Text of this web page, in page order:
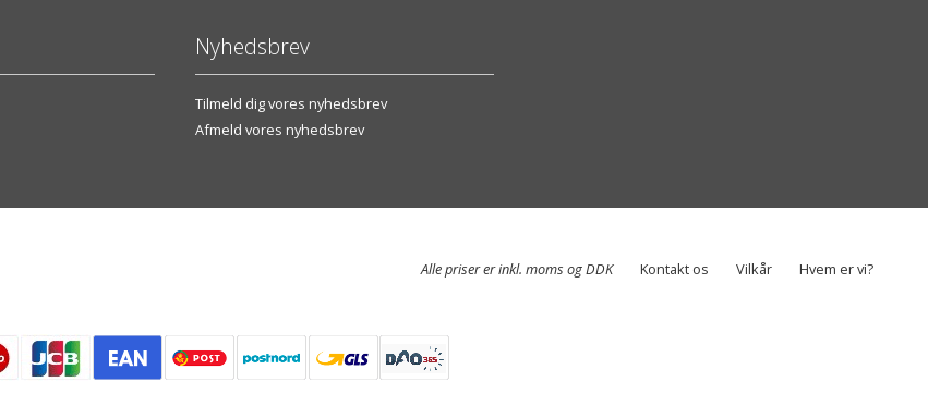
Nyhedsbrev
Tilmeld dig vores nyhedsbrev
Afmeld vores nyhedsbrev
Hvem er vi?
Vilkår
Kontakt os
Alle priser er inkl. moms og DDK